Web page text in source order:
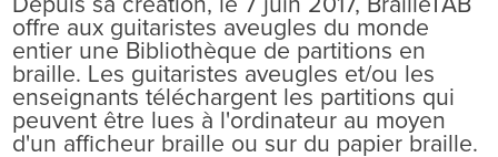
Depuis sa création, le 7 juin 2017, BrailleTAB
offre aux guitaristes aveugles du monde
entier une Bibliothèque de partitions en
braille. Les guitaristes aveugles et/ou les
enseignants téléchargent les partitions qui
peuvent être lues à l'ordinateur au moyen
d'un afficheur braille ou sur du papier braille.